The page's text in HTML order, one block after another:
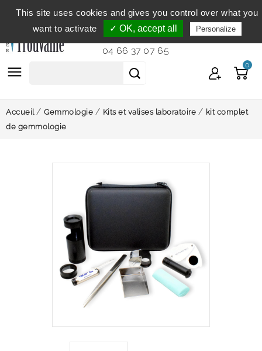
Service clientèle
du lundi au vendredi de 9h à 12h et
de 14h à 18h...
04 66 37 07 65
 0
Accueil Gemmologie Kits et valises laboratoire
kit complet
de gemmologie
This site uses cookies and gives you control over what you
want to activate
✓ OK, accept all Personalize